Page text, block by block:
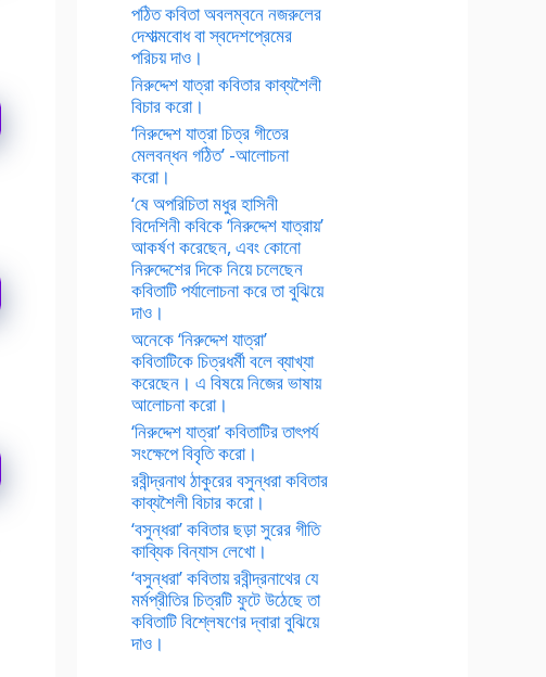
পঠিত কবিতা অবলম্বনে নজরুলের
দেশাত্মবোধ বা স্বদেশপ্রেমের
পরিচয় দাও।
নিরুদ্দেশ যাত্রা কবিতার কাব্যশৈলী
বিচার করো।
‘নিরুদ্দেশ যাত্রা চিত্র গীতের
মেলবন্ধন গঠিত’ -আলোচনা
করো।
‘ষে অপরিচিতা মধুর হাসিনী
বিদেশিনী কবিকে ‘নিরুদ্দেশ যাত্রায়’
আকর্ষণ করেছেন, এবং কোনো
নিরুদ্দেশের দিকে নিয়ে চলেছেন
কবিতাটি পর্যালোচনা করে তা বুঝিয়ে
দাও।
অনেকে ‘নিরুদ্দেশ যাত্রা’
কবিতাটিকে চিত্রধর্মী বলে ব্যাখ্যা
করেছেন। এ বিষয়ে নিজের ভাষায়
আলোচনা করো।
‘নিরুদ্দেশ যাত্রা’ কবিতাটির তাৎপর্য
সংক্ষেপে বিবৃতি করো।
রবীন্দ্রনাথ ঠাকুরের বসুন্ধরা কবিতার
কাব্যশৈলী বিচার করো।
‘বসুন্ধরা’ কবিতার ছড়া সুরের গীতি
কাব্যিক বিন্যাস লেখো।
‘বসুন্ধরা’ কবিতায় রবীন্দ্রনাথের যে
মর্মপ্রীতির চিত্রটি ফুটে উঠেছে তা
কবিতাটি বিশ্লেষণের দ্বারা বুঝিয়ে
দাও।